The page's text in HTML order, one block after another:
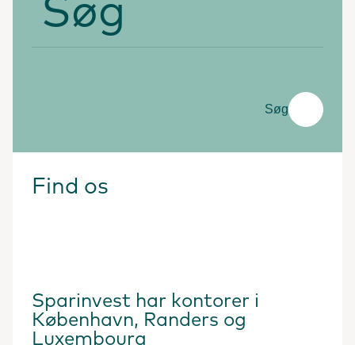
Søg
Find os
Sparinvest har kontorer i
København, Randers og
Luxembourg